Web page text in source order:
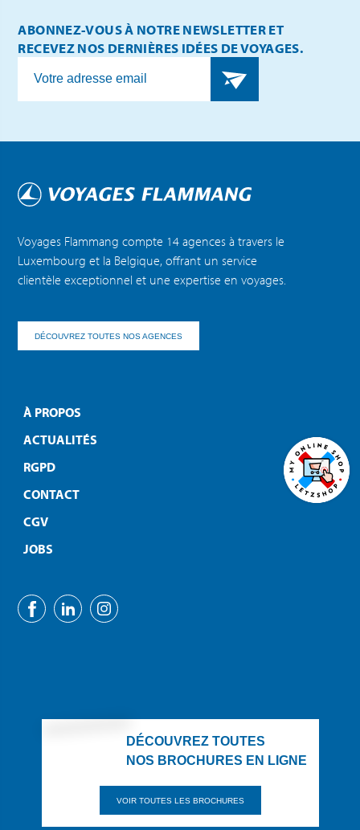
ABONNEZ-VOUS À NOTRE NEWSLETTER ET
RECEVEZ NOS DERNIÈRES IDÉES DE VOYAGES.
Voyages Flammang compte 14 agences à travers le
Luxembourg et la Belgique, offrant un service
clientèle exceptionnel et une expertise en voyages.
DÉCOUVREZ TOUTES NOS AGENCES
À PROPOS
ACTUALITÉS
RGPD
CONTACT
CGV
JOBS
DÉCOUVREZ TOUTES
NOS BROCHURES EN LIGNE
VOIR TOUTES LES BROCHURES